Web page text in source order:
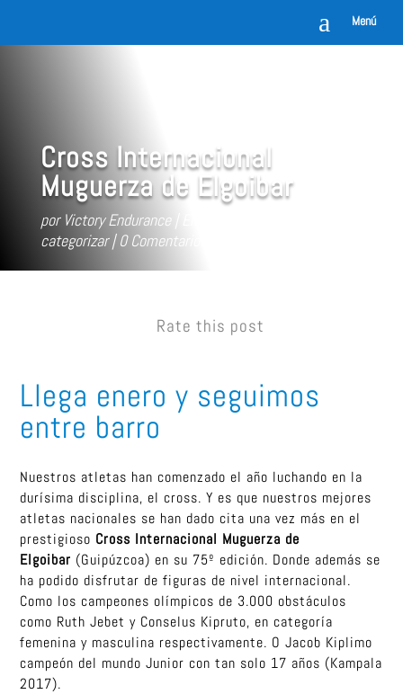
a Menú
Cross Internacional
Muguerza de Elgoibar
por Victory Endurance
categorizar
0 Comentarios
Rate this post
Llega enero y seguimos
entre barro
Nuestros atletas han comenzado el año luchando en la
durísima disciplina, el cross. Y es que nuestros mejores
atletas nacionales se han dado cita una vez más en el
prestigioso Cross Internacional Muguerza de
Elgoibar (Guipúzcoa) en su 75º edición. Donde además se
ha podido disfrutar de figuras de nivel internacional.
Como los campeones olímpicos de 3.000 obstáculos
como Ruth Jebet y Conselus Kipruto, en categoría
femenina y masculina respectivamente. O Jacob Kiplimo
campeón del mundo Junior con tan solo 17 años (Kampala
2017).